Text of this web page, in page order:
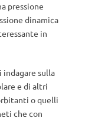
pressione
dinamica
in
indagare sulla
e di altri
o quelli
che con